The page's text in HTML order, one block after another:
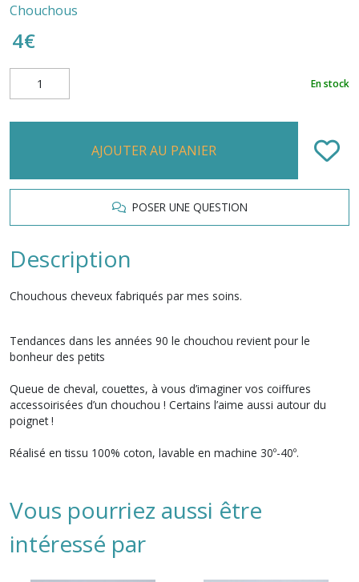
Chouchous
4€
En stock
AJOUTER AU PANIER
POSER UNE QUESTION
Description
Chouchous cheveux fabriqués par mes soins.
Tendances dans les années 90 le chouchou revient pour le
bonheur des petits
Queue de cheval, couettes, à vous d’imaginer vos coiffures
accessoirisées d’un chouchou ! Certains l’aime aussi autour du
poignet !
Réalisé en tissu 100% coton, lavable en machine 30º-40º.
Vous pourriez aussi être
intéressé par